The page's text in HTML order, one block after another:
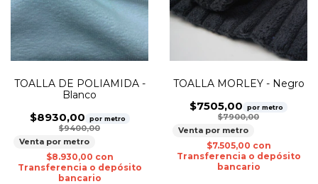
TOALLA DE POLIAMIDA -
Blanco
$8930,00 por metro
$9400,00
Venta por metro
$8.930,00 con
Transferencia o depósito
bancario
TOALLA MORLEY - Negro
$7505,00 por metro
$7900,00
Venta por metro
$7.505,00 con
Transferencia o depósito
bancario